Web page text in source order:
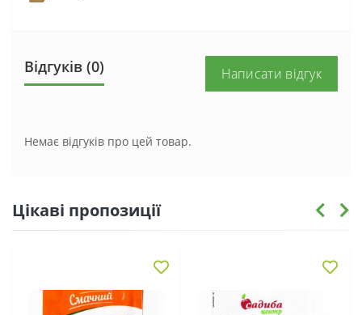
Відгуків (0) Написати відгук
Немає відгуків про цей товар.
Цікаві пропозиції